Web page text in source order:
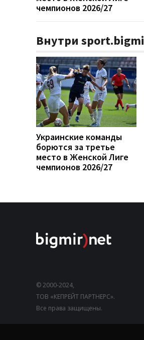
чемпионов 2026/27
Внутри
Украинские команды
борются за третье
место в Женской Лиге
чемпионов 2026/27
© 2000-2024,
ТОВ «КЕПРЕЙТ ПАРТНЕРС».
Все права защищены.